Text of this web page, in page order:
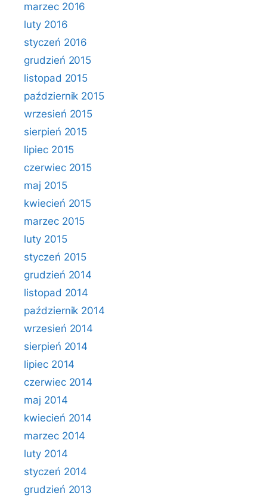
marzec 2016
luty 2016
styczeń 2016
grudzień 2015
listopad 2015
październik 2015
wrzesień 2015
sierpień 2015
lipiec 2015
czerwiec 2015
maj 2015
kwiecień 2015
marzec 2015
luty 2015
styczeń 2015
grudzień 2014
listopad 2014
październik 2014
wrzesień 2014
sierpień 2014
lipiec 2014
czerwiec 2014
maj 2014
kwiecień 2014
marzec 2014
luty 2014
styczeń 2014
grudzień 2013